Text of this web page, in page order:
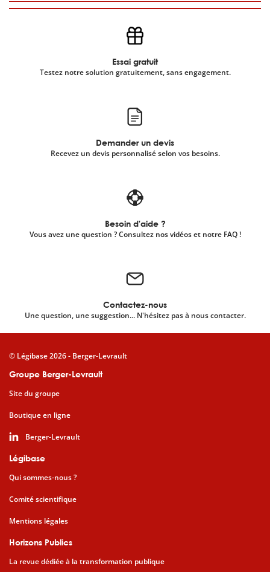
Essai gratuit
Testez notre solution gratuitement, sans engagement.
Demander un devis
Recevez un devis personnalisé selon vos besoins.
Besoin d'aide ?
Vous avez une question ? Consultez nos vidéos et notre FAQ !
Contactez-nous
Une question, une suggestion... N'hésitez pas à nous contacter.
Groupe Berger-Levrault
Site du groupe
Boutique en ligne
Berger-Levrault
Légibase
Qui sommes-nous ?
Comité scientifique
Mentions légales
Horizons Publics
La revue dédiée à la transformation publique
© Légibase 2026 - Berger-Levrault